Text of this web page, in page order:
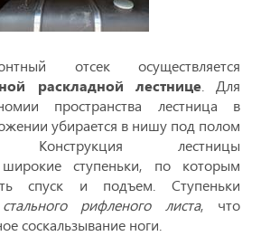
отсек осуществляется
раскладной лестнице. Для
пространства лестница в
убирается в нишу под полом
Конструкция лестницы
широкие ступеньки, по которым
спуск и подъем. Ступеньки
стального рифленого листа, что
соскальзывание ноги.